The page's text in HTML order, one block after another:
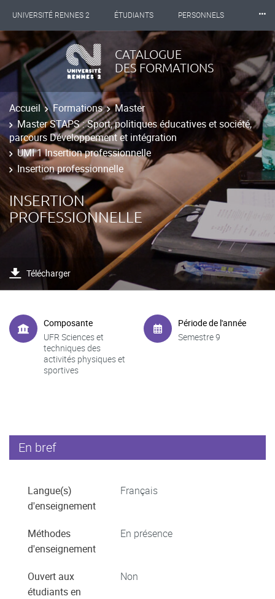
UNIVERSITÉ RENNES 2 ÉTUDIANTS PERSONNELS
INTERNATIONAL PROFESSIONNELS BIBLIOTHÈQUES
LES NOUVELLES DE RENNES 2
⸱⸱⸱
CATALOGUE
DES FORMATIONS
Accueil Formations
Master
Master STAPS : Sport, politiques éducatives et société,
parcours Développement et intégration
UMI 1 Insertion professionnelle
Insertion professionnelle
INSERTION
PROFESSIONNELLE
Télécharger
Composante
UFR Sciences et
techniques des
activités physiques et
sportives
Période de l'année
Semestre 9
En bref
Langue(s)
d'enseignement
Français
Méthodes
d'enseignement
En présence
Ouvert aux
étudiants en
Non